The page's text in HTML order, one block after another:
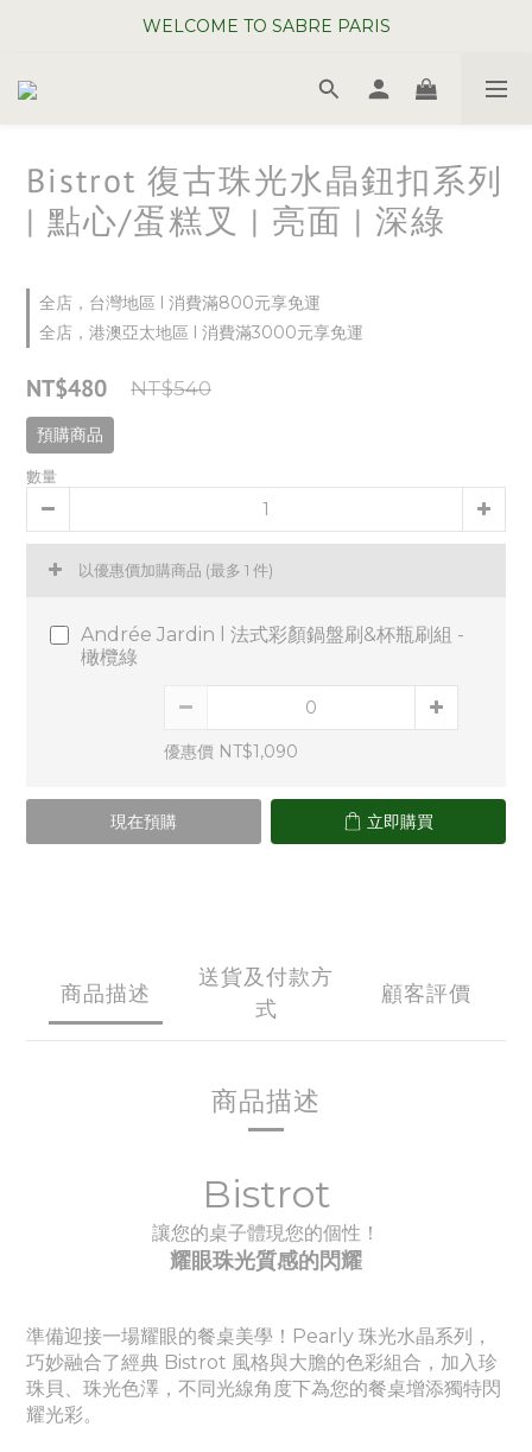
WELCOME TO SABRE PARIS
WELCOME TO SABRE PARIS
夏日年中慶全館 88 折
Bistrot 復古珠光水晶鈕扣系列
| 點心/蛋糕叉 | 亮面 | 深綠
全店，台灣地區 l 消費滿800元享免運
全店，港澳亞太地區 l 消費滿3000元享免運
NT$480 NT$540
預購商品
數量
以優惠價加購商品 (最多 1 件)
Andrée Jardin l 法式彩顏鍋盤刷&杯瓶刷組 -
橄欖綠
優惠價 NT$1,090
現在預購 立即購買
商品描述
送貨及付款方
式
顧客評價
商品描述
Bistrot
讓您的桌子體現您的個性！
耀眼珠光質感的閃耀
準備迎接一場耀眼的餐桌美學！Pearly 珠光水晶系列，
巧妙融合了經典 Bistrot 風格與大膽的色彩組合，加入珍
珠貝、珠光色澤，不同光線角度下為您的餐桌增添獨特閃
耀光彩。